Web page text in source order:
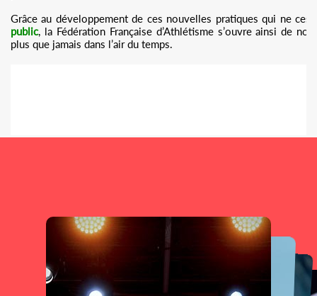
Grâce au développement de ces nouvelles pratiques qui ne
public, la Fédération Française d’Athlétisme s’ouvre ainsi de
plus que jamais dans l’air du temps.